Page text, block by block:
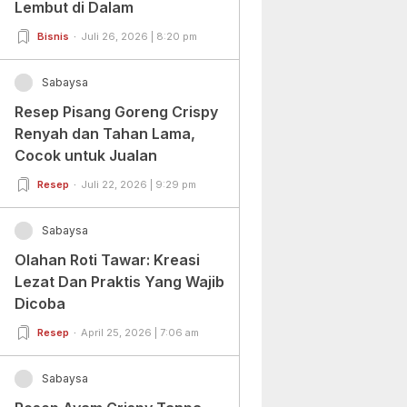
Lembut di Dalam
Bisnis Juli 26, 2026 | 8:20 pm
Sabaysa
Resep Pisang Goreng Crispy
Renyah dan Tahan Lama,
Cocok untuk Jualan
Resep Juli 22, 2026 | 9:29 pm
Sabaysa
Olahan Roti Tawar: Kreasi
Lezat Dan Praktis Yang Wajib
Dicoba
Resep April 25, 2026 | 7:06 am
Sabaysa